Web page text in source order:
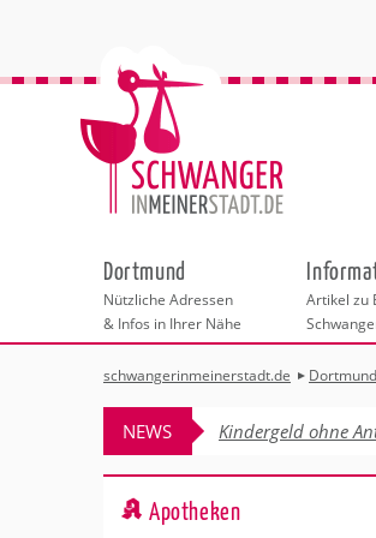
Dortmund
Nützliche Adressen
& Infos in Ihrer Nähe
Städteauswahl
Adressen
Behördengänge &
Artikel zu
schwangerinmeinerstadt.de Dortmund
NEWS Kindergeld ohne
Apotheken